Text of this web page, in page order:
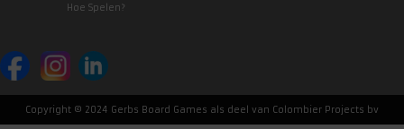
Hoe Spelen?
Copyright © 2024 Gerbs Board Games als deel van Colombier Projects bv